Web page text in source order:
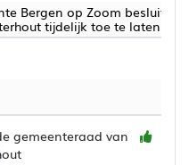
Bergen op Zoom besluit:
tijdelijk toe te laten tot
gemeenteraad van